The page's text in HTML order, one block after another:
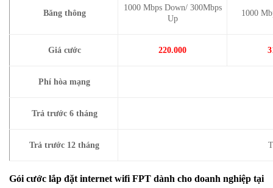
Băng thông
1000 Mbps Down/ 300Mbps
Up
1000
Giá cước 220.000
Phí hòa mạng
Trả trước 6 tháng
Trả trước 12 tháng
Gói cước lắp đặt internet wifi FPT dành cho doanh nghiệp tại